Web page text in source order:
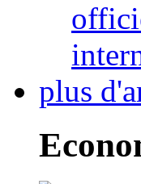
plus